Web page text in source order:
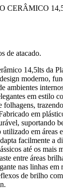
CERÂMICO
de atacado.
14,5lts da
moderno,
ambientes
em estilo
folhagens,
em
suportando
em áreas
facilmente a
até os mais
entre áreas
nas linhas em
de brilho